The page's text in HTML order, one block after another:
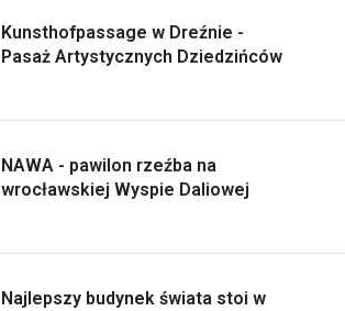
Kunsthofpassage w Dreźnie -
Pasaż Artystycznych Dziedzińców
NAWA - pawilon rzeźba na
wrocławskiej Wyspie Daliowej
Najlepszy budynek świata stoi w